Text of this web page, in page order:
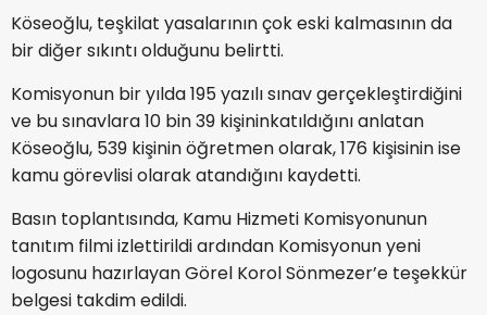
Köseoğlu, teşkilat yasalarının çok eski kalmasının da
bir diğer sıkıntı olduğunu belirtti.
Komisyonun bir yılda 195 yazılı sınav gerçekleştirdiğini
ve bu sınavlara 10 bin 39 kişininkatıldığını anlatan
Köseoğlu, 539 kişinin öğretmen olarak, 176 kişisinin ise
kamu görevlisi olarak atandığını kaydetti.
Basın toplantısında, Kamu Hizmeti Komisyonunun
tanıtım filmi izlettirildi ardından Komisyonun yeni
logosunu hazırlayan Görel Korol Sönmezer’e teşekkür
belgesi takdim edildi.